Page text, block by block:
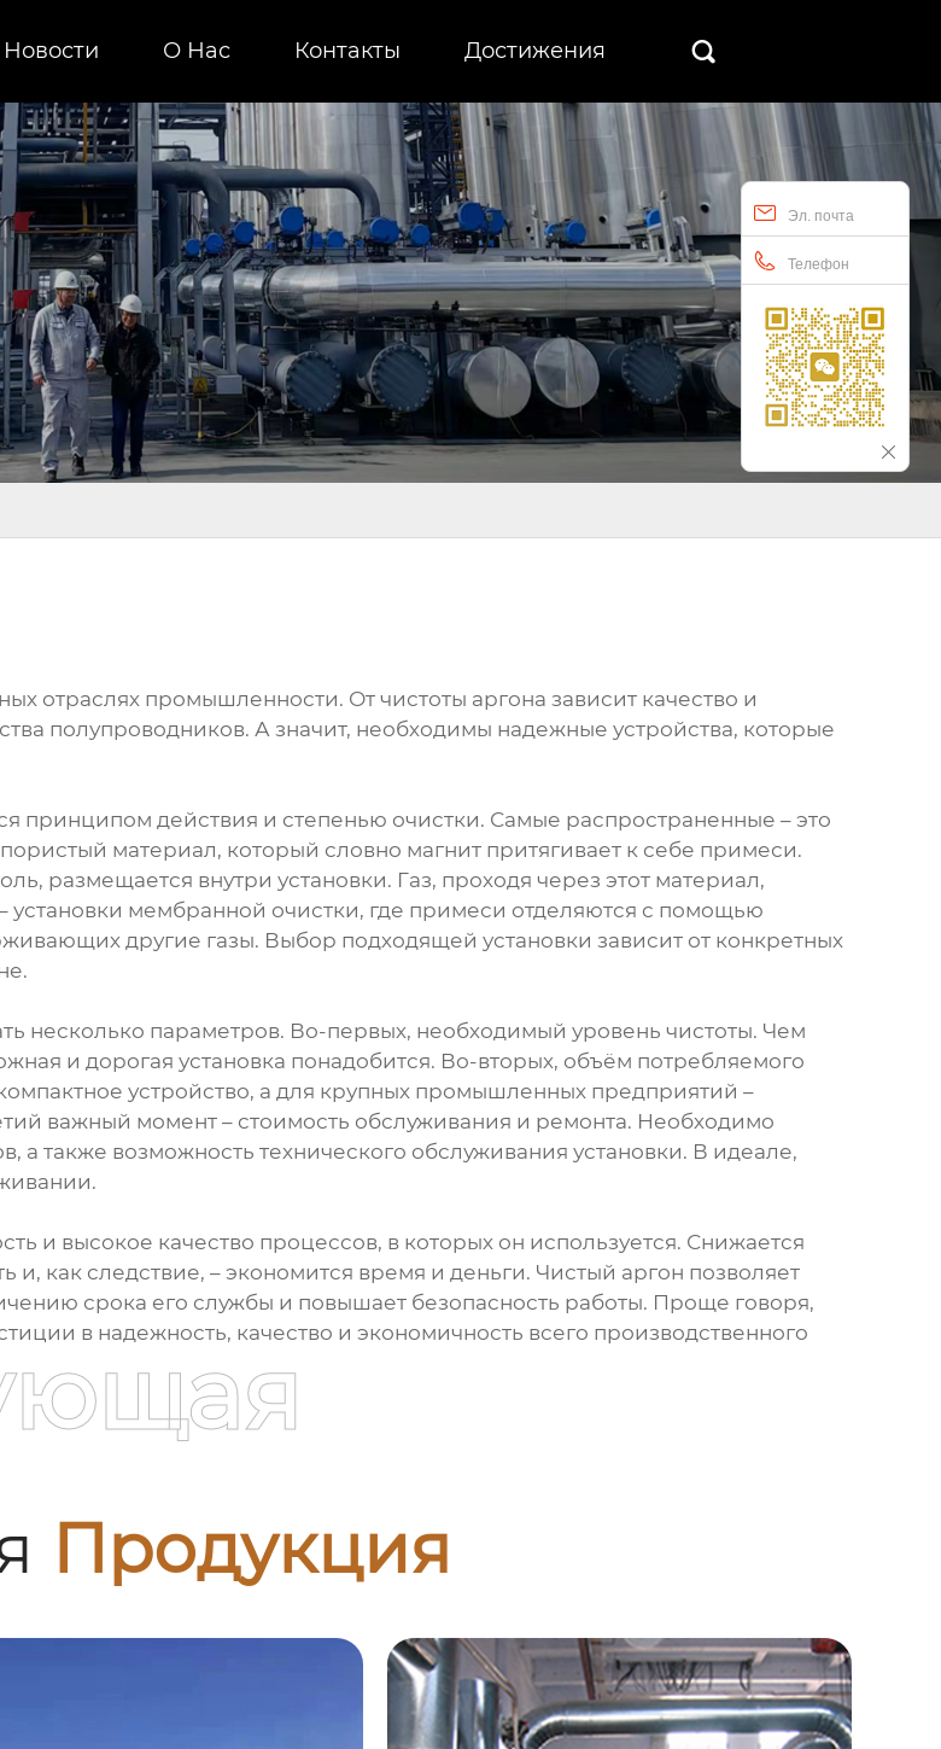
Новости О Нас Контакты Достижения 
Эл. почта
Телефон
отраслях промышленности. От чистоты аргона зависит качество и
полупроводников. А значит, необходимы надежные устройства, которые
принципом действия и степенью очистки. Самые распространенные – это
материал, который словно магнит притягивает к себе примеси.
размещается внутри установки. Газ, проходя через этот материал,
установки мембранной очистки, где примеси отделяются с помощью
другие газы. Выбор подходящей установки зависит от конкретных
несколько параметров. Во-первых, необходимый уровень чистоты. Чем
и дорогая установка понадобится. Во-вторых, объём потребляемого
устройство, а для крупных промышленных предприятий –
важный момент – стоимость обслуживания и ремонта. Необходимо
а также возможность технического обслуживания установки. В идеале,
и высокое качество процессов, в которых он используется. Снижается
и, как следствие, – экономится время и деньги. Чистый аргон позволяет
срока его службы и повышает безопасность работы. Проще говоря,
в надежность, качество и экономичность всего производственного
Продукция